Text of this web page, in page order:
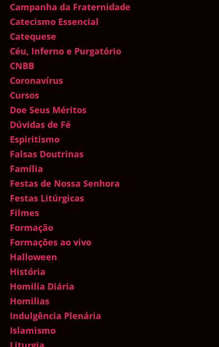
Campanha da Fraternidade
Catecismo Essencial
Catequese
Céu, Inferno e Purgatório
CNBB
Coronavírus
Cursos
Doe Seus Méritos
Dúvidas de Fé
Espiritismo
Falsas Doutrinas
Família
Festas de Nossa Senhora
Festas Litúrgicas
Filmes
Formação
Formações ao vivo
Halloween
História
Homilia Diária
Homilias
Indulgência Plenária
Islamismo